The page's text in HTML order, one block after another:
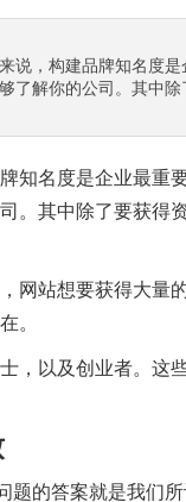
说，构建品牌知名度
了解你的公司。其中
知名度是企业最
。其中除了要获
网站想要获得大量
。
，以及创业者。这
题的答案就是我们